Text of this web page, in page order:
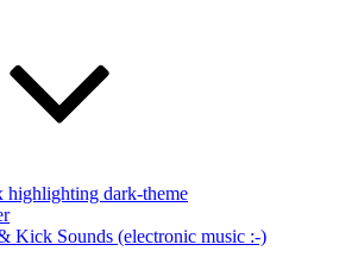
highlighting dark-theme
Kick Sounds (electronic music :-)